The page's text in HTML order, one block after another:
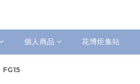
個人商品 花博炬集站
FG15